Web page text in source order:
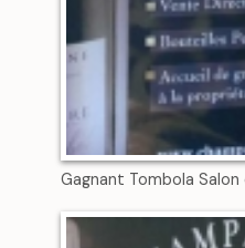
Gagnant Tombola